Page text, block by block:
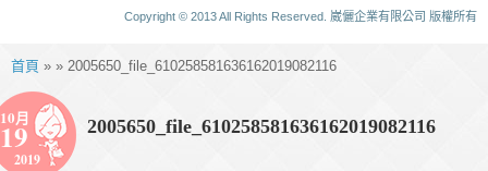
Copyright © 2013 All Rights Reserved. 崴儷企業有限公司 版權所有
首頁 » » 2005650_file_610258581636162019082116
10月
19
2019
2005650_file_610258581636162019082116